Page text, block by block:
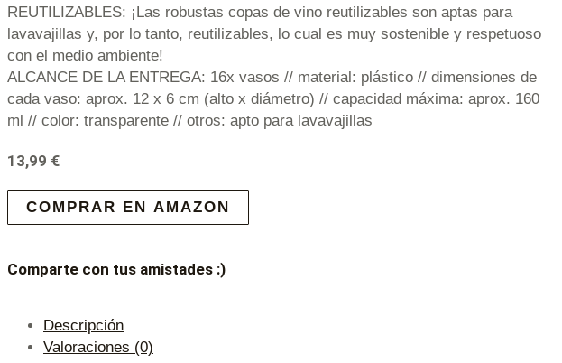
REUTILIZABLES: ¡Las robustas copas de vino reutilizables son aptas para
lavavajillas y, por lo tanto, reutilizables, lo cual es muy sostenible y respetuoso
con el medio ambiente!
ALCANCE DE LA ENTREGA: 16x vasos // material: plástico // dimensiones de
cada vaso: aprox. 12 x 6 cm (alto x diámetro) // capacidad máxima: aprox. 160
ml // color: transparente // otros: apto para lavavajillas
13,99 €
COMPRAR EN AMAZON
Comparte con tus amistades :)
Descripción
Valoraciones (0)